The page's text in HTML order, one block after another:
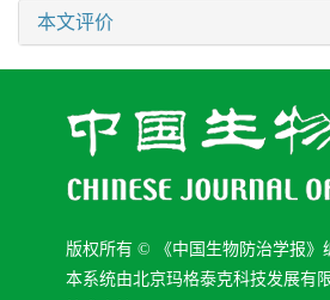
本文评价
版权所有 © 《中国生物防治学报》
本系统由北京玛格泰克科技发展有